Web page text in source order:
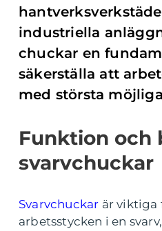
industriella
chuckar en
säkerställa att
med största
Funktion och
svarvchuckar
Svarvchuckar är viktiga
arbetsstycken i en